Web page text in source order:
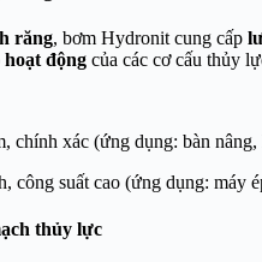
răng, bơm Hydronit cung cấp
động của các cơ cấu thủy
xác (ứng dụng: bàn nâng,
suất cao (ứng dụng: máy
thủy lực